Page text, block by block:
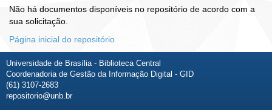
Não há documentos disponíveis no repositório de acordo com a
sua solicitação.
Página inicial do repositório
Universidade de Brasília - Biblioteca Central
Coordenadoria de Gestão da Informação Digital - GID
(61) 3107-2683
repositorio@unb.br